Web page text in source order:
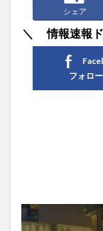
シェア
＼ 情報速報
フォロ